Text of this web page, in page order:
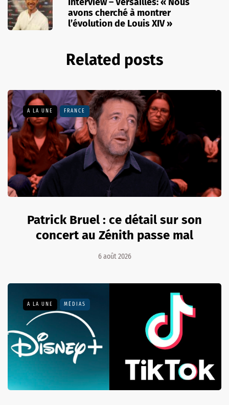
avons cherché à montrer
l’évolution de Louis XIV »
Related posts
A LA UNE FRANCE
Patrick Bruel : ce détail sur son
concert au Zénith passe mal
6 août 2026
A LA UNE MÉDIAS